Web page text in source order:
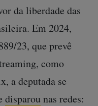
da liberdade das
Em 2024,
23, que prevê
como
a deputada se
disparou nas redes: